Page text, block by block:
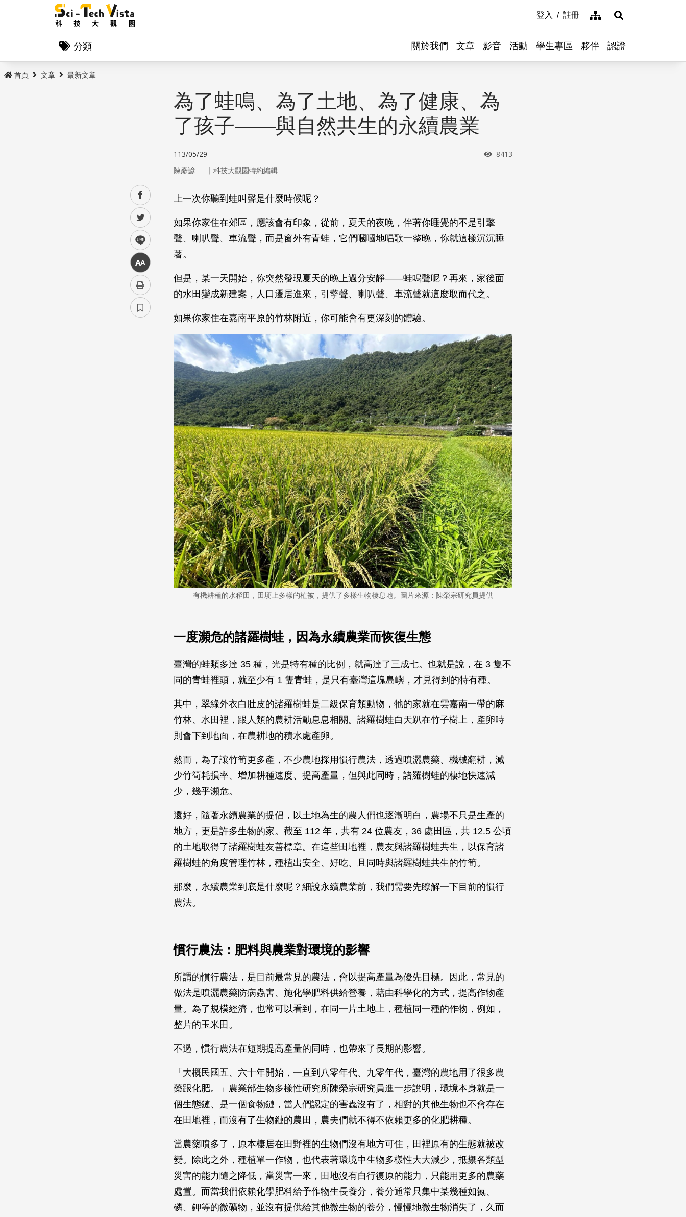
登入 註冊 網站導覽展開搜尋
分類 關於我們 文章 影音 活動 學生專區 夥伴 認證
首頁 文章 最新文章
facebook
twitter
line
中
為了蛙鳴、為了土地、為了健康、為
了孩子——與自然共生的永續農業
113/05/29 瀏覽次數
8413
陳彥諺 ｜ 科技大觀園特約編輯
上一次你聽到蛙叫聲是什麼時候呢？
如果你家住在郊區，應該會有印象，從前，夏天的夜晚，伴著你睡覺的不是引擎
聲、喇叭聲、車流聲，而是窗外有青蛙，它們嘓嘓地唱歌一整晚，你就這樣沉沉睡
著。
但是，某一天開始，你突然發現夏天的晚上過分安靜——蛙鳴聲呢？再來，家後面
的水田變成新建案，人口遷居進來，引擎聲、喇叭聲、車流聲就這麼取而代之。
如果你家住在嘉南平原的竹林附近，你可能會有更深刻的體驗。
有機耕種的水稻田，田埂上多樣的植被，提供了多樣生物棲息地。圖片來源：陳榮宗研究員提供
一度瀕危的諸羅樹蛙，因為永續農業而恢復生態
臺灣的蛙類多達 35 種，光是特有種的比例，就高達了三成七。也就是說，在 3 隻不
同的青蛙裡頭，就至少有 1 隻青蛙，是只有臺灣這塊島嶼，才見得到的特有種。
其中，翠綠外衣白肚皮的諸羅樹蛙是二級保育類動物，牠的家就在雲嘉南一帶的麻
竹林、水田裡，跟人類的農耕活動息息相關。諸羅樹蛙白天趴在竹子樹上，產卵時
則會下到地面，在農耕地的積水處產卵。
然而，為了讓竹筍更多產，不少農地採用慣行農法，透過噴灑農藥、機械翻耕，減
少竹筍耗損率、增加耕種速度、提高產量，但與此同時，諸羅樹蛙的棲地快速減
少，幾乎瀕危。
還好，隨著永續農業的提倡，以土地為生的農人們也逐漸明白，農場不只是生產的
地方，更是許多生物的家。截至 112 年，共有 24 位農友，36 處田區，共 12.5 公頃
的土地取得了諸羅樹蛙友善標章。在這些田地裡，農友與諸羅樹蛙共生，以保育諸
羅樹蛙的角度管理竹林，種植出安全、好吃、且同時與諸羅樹蛙共生的竹筍。
那麼，永續農業到底是什麼呢？細說永續農業前，我們需要先瞭解一下目前的慣行
農法。
慣行農法：肥料與農業對環境的影響
所謂的慣行農法，是目前最常見的農法，會以提高產量為優先目標。因此，常見的
做法是噴灑農藥防病蟲害、施化學肥料供給營養，藉由科學化的方式，提高作物產
量。為了規模經濟，也常可以看到，在同一片土地上，種植同一種的作物，例如，
整片的玉米田。
不過，慣行農法在短期提高產量的同時，也帶來了長期的影響。
「大概民國五、六十年開始，一直到八零年代、九零年代，臺灣的農地用了很多農
藥跟化肥。」農業部生物多樣性研究所陳榮宗研究員進一步說明，環境本身就是一
個生態鏈、是一個食物鏈，當人們認定的害蟲沒有了，相對的其他生物也不會存在
在田地裡，而沒有了生物鏈的農田，農夫們就不得不依賴更多的化肥耕種。
當農藥噴多了，原本棲居在田野裡的生物們沒有地方可住，田裡原有的生態就被改
變。除此之外，種植單一作物，也代表著環境中生物多樣性大大減少，抵禦各類型
災害的能力隨之降低，當災害一來，田地沒有自行復原的能力，只能用更多的農藥
處置。而當我們依賴化學肥料給予作物生長養分，養分通常只集中某幾種如氮、
磷、鉀等的微礦物，並沒有提供給其他微生物的養分，慢慢地微生物消失了，久而